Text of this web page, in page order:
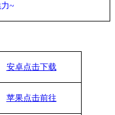
~
安卓点击下载
苹果点击前往